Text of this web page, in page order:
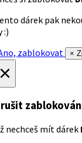
dárek pak
:)
zablokovat
×
nechceš mít dárek